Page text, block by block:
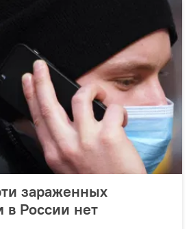
зараженных
в России нет